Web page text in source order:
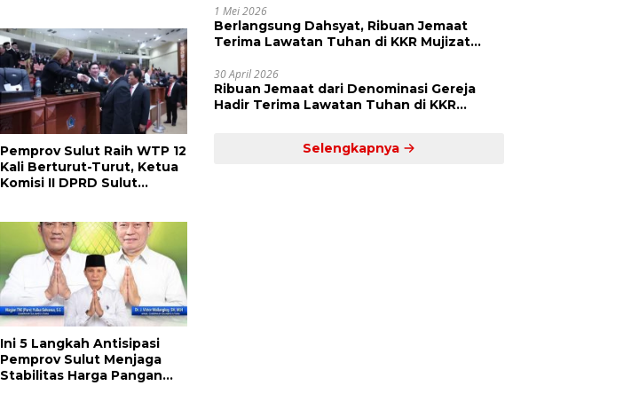
Pemprov Sulut Raih WTP 12
Kali Berturut-Turut, Ketua
Komisi II DPRD Sulut
Membanggakan
Ini 5 Langkah Antisipasi
Pemprov Sulut Menjaga
Stabilitas Harga Pangan
1 Mei 2026
Berlangsung Dahsyat, Ribuan Jemaat
Terima Lawatan Tuhan di KKR Mujizat
30 April 2026
Ribuan Jemaat dari Denominasi Gereja
Hadir Terima Lawatan Tuhan di KKR
Selengkapnya